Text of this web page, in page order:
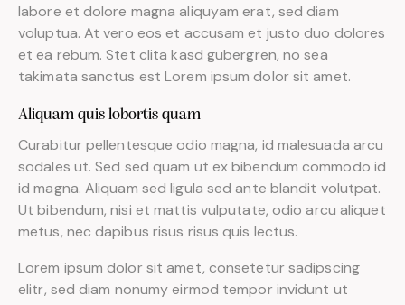
labore et dolore magna aliquyam erat, sed diam
voluptua. At vero eos et accusam et justo duo dolores
et ea rebum. Stet clita kasd gubergren, no sea
takimata sanctus est Lorem ipsum dolor sit amet.
Aliquam quis lobortis quam
Curabitur pellentesque odio magna, id malesuada arcu
sodales ut. Sed sed quam ut ex bibendum commodo id
id magna. Aliquam sed ligula sed ante blandit volutpat.
Ut bibendum, nisi et mattis vulputate, odio arcu aliquet
metus, nec dapibus risus risus quis lectus.
Lorem ipsum dolor sit amet, consetetur sadipscing
elitr, sed diam nonumy eirmod tempor invidunt ut